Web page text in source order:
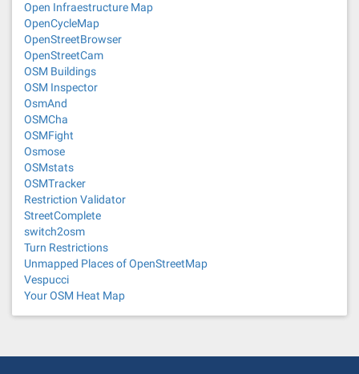
Open Infraestructure Map
OpenCycleMap
OpenStreetBrowser
OpenStreetCam
OSM Buildings
OSM Inspector
OsmAnd
OSMCha
OSMFight
Osmose
OSMstats
OSMTracker
Restriction Validator
StreetComplete
switch2osm
Turn Restrictions
Unmapped Places of OpenStreetMap
Vespucci
Your OSM Heat Map